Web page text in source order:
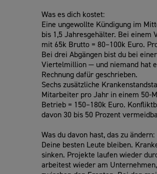
Was es dich kostet:
Eine ungewollte Kündigung im
bis 1,5 Jahresgehälter. Bei einem
mit 65k Brutto = 80–100k Euro.
Bei drei Abgängen bist du bei einer
Viertelmillion — und niemand hat
Rechnung dafür geschrieben.
Sechs zusätzliche
Mitarbeiter pro Jahr in einem 50-
Betrieb = 150–180k Euro.
davon 30 bis 50 Prozent
Was du davon hast, das zu ändern:
Deine besten Leute bleiben.
sinken. Projekte laufen wieder
arbeitest wieder am